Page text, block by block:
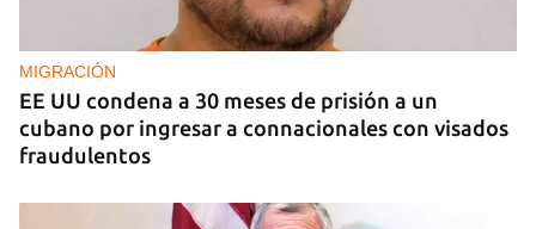
La Cuevita, el verdadero mercado mayorista de
Cuba, abastece la economía nacional
MIGRACIÓN
EE UU condena a 30 meses de prisión a un
cubano por ingresar a connacionales con visados
fraudulentos